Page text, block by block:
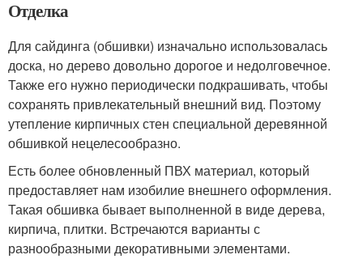
Отделка
Для сайдинга (обшивки) изначально использовалась
доска, но дерево довольно дорогое и недолговечное.
Также его нужно периодически подкрашивать, чтобы
сохранять привлекательный внешний вид. Поэтому
утепление кирпичных стен специальной деревянной
обшивкой нецелесообразно.
Есть более обновленный ПВХ материал, который
предоставляет нам изобилие внешнего оформления.
Такая обшивка бывает выполненной в виде дерева,
кирпича, плитки. Встречаются варианты с
разнообразными декоративными элементами.